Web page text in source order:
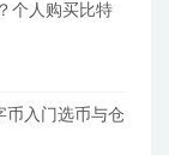
个人购买比特
币入门选币与仓